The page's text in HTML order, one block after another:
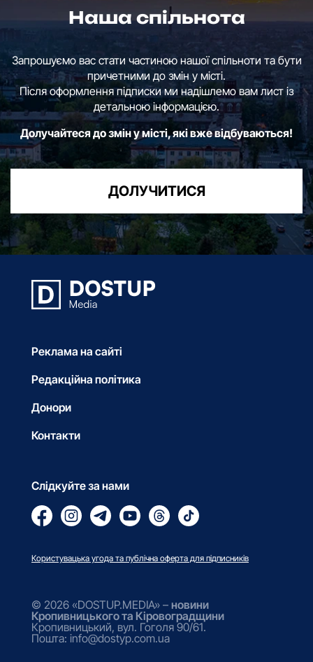
Наша спільнота
Запрошуємо вас стати частиною нашої спільноти та бути
причетними до змін у місті.
Після оформлення підписки ми надішлемо вам лист із
детальною інформацією.
Долучайтеся до змін у місті, які вже відбуваються!
ДОЛУЧИТИСЯ
Реклама на сайті
Редакційна політика
Донори
Контакти
Слідкуйте за нами
Користувацька угода та публічна оферта для підписників
© 2026 «DOSTUP.MEDIA» – новини
Кропивницького та Кіровоградщини
Кропивницький, вул. Гоголя 90/61.
Пошта: info@dostyp.com.ua